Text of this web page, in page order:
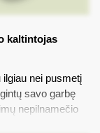
kaltintojas
nei pusmetį
savo garbę
nepilnamečio